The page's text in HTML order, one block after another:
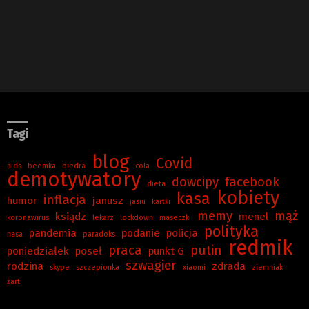
Tagi
aids beemka biedra blog cola Covid
demotywatory dieta dowcipy facebook
humor inflacja janusz jasiu kartki kasa kobiety
koronawirus ksiądz lekarz lockdown maseczki memy menel mąż
nasa pandemia paradoks podanie policja polityka
poniedziałek poseł praca punkt G putin redmik
rodzina skype szczepionka szwagier xiaomi zdrada
ziemniak
żart